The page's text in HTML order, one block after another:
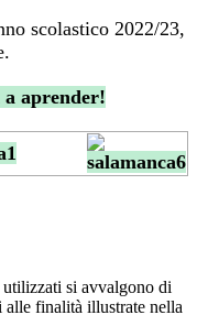
scolastico 2022/23,
a aprender!
si avvalgono di
alle finalità illustrate nella